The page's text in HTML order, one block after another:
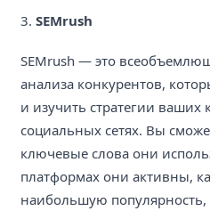
3. SEMrush
SEMrush — это
анализа конкурентов,
и изучить стратегии ваших
социальных сетях. Вы
ключевые слова они
платформах они активны,
наибольшую популярность,